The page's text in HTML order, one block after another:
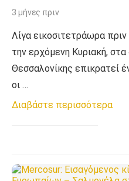
3 μήνες πριν
Λίγα εικοσιτετράωρα
την ερχόμενη Κυριακή,
Θεσσαλονίκης επικρατεί
οι …
Διαβάστε περισσότερα